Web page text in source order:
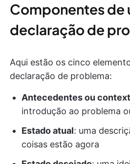
Componentes de
declaração de
Aqui estão os cinco
declaração de problema:
Antecedentes ou
introdução ao problema
Estado atual: uma
coisas estão agora